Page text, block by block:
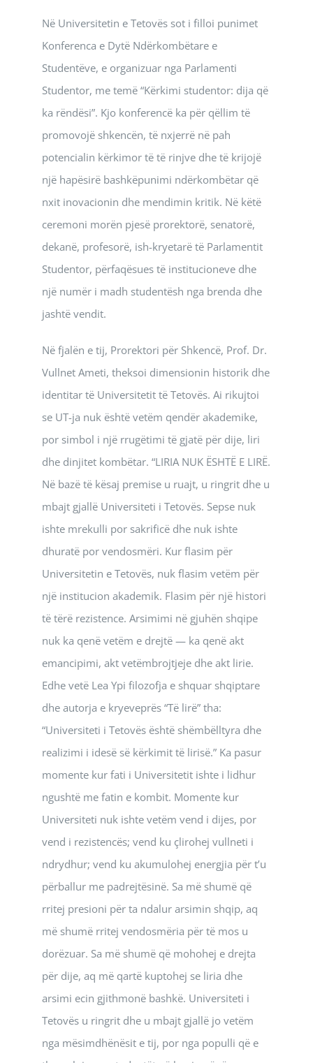
Në Universitetin e Tetovës sot i filloi punimet
Konferenca e Dytë Ndërkombëtare e
Studentëve, e organizuar nga Parlamenti
Studentor, me temë “Kërkimi studentor: dija që
ka rëndësi”. Kjo konferencë ka për qëllim të
promovojë shkencën, të nxjerrë në pah
potencialin kërkimor të të rinjve dhe të krijojë
një hapësirë bashkëpunimi ndërkombëtar që
nxit inovacionin dhe mendimin kritik. Në këtë
ceremoni morën pjesë prorektorë, senatorë,
dekanë, profesorë, ish-kryetarë të Parlamentit
Studentor, përfaqësues të institucioneve dhe
një numër i madh studentësh nga brenda dhe
jashtë vendit.
Në fjalën e tij, Prorektori për Shkencë, Prof. Dr.
Vullnet Ameti, theksoi dimensionin historik dhe
identitar të Universitetit të Tetovës. Ai rikujtoi
se UT-ja nuk është vetëm qendër akademike,
por simbol i një rrugëtimi të gjatë për dije, liri
dhe dinjitet kombëtar. “LIRIA NUK ËSHTË E LIRË.
Në bazë të kësaj premise u ruajt, u ringrit dhe u
mbajt gjallë Universiteti i Tetovës. Sepse nuk
ishte mrekulli por sakrificë dhe nuk ishte
dhuratë por vendosmëri. Kur flasim për
Universitetin e Tetovës, nuk flasim vetëm për
një institucion akademik. Flasim për një histori
të tërë rezistence. Arsimimi në gjuhën shqipe
nuk ka qenë vetëm e drejtë — ka qenë akt
emancipimi, akt vetëmbrojtjeje dhe akt lirie.
Edhe vetë Lea Ypi filozofja e shquar shqiptare
dhe autorja e kryeveprës “Të lirë” tha:
“Universiteti i Tetovës është shëmbëlltyra dhe
realizimi i idesë së kërkimit të lirisë.” Ka pasur
momente kur fati i Universitetit ishte i lidhur
ngushtë me fatin e kombit. Momente kur
Universiteti nuk ishte vetëm vend i dijes, por
vend i rezistencës; vend ku çlirohej vullneti i
ndrydhur; vend ku akumulohej energjia për t’u
përballur me padrejtësinë. Sa më shumë që
rritej presioni për ta ndalur arsimin shqip, aq
më shumë rritej vendosmëria për të mos u
dorëzuar. Sa më shumë që mohohej e drejta
për dije, aq më qartë kuptohej se liria dhe
arsimi ecin gjithmonë bashkë. Universiteti i
Tetovës u ringrit dhe u mbajt gjallë jo vetëm
nga mësimdhënësit e tij, por nga populli që e